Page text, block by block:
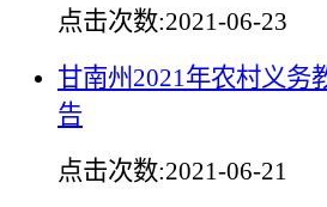
点击次数:2021-06-23
甘南州2021年农村义务
告
点击次数:2021-06-21